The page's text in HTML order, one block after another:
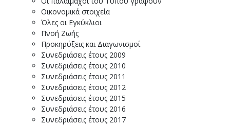
Οικονομικά στοιχεία
Όλες οι Εγκύκλιοι
Πνοή Ζωής
Προκηρύξεις και Διαγωνισμοί
Συνεδριάσεις έτους 2009
Συνεδριάσεις έτους 2010
Συνεδριάσεις έτους 2011
Συνεδριάσεις έτους 2012
Συνεδριάσεις έτους 2015
Συνεδριάσεις έτους 2016
Συνεδριάσεις έτους 2017